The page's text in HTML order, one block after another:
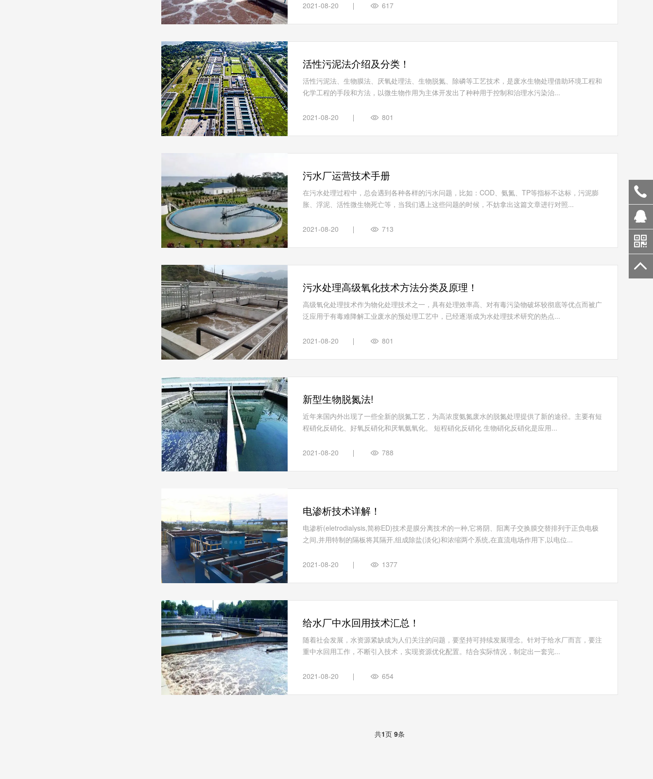
2021-08-20 617
活性污泥法介绍及分类！
活性污泥法、生物膜法、厌氧处理法、生物脱氮、除磷等工艺技术，是废水生物处理借助环境工程和
化学工程的手段和方法，以微生物作用为主体开发出了种种用于控制和治理水污染治...
2021-08-20 801
污水厂运营技术手册
在污水处理过程中，总会遇到各种各样的污水问题，比如：COD、氨氮、TP等指标不达标，污泥膨
胀、浮泥、活性微生物死亡等，当我们遇上这些问题的时候，不妨拿出这篇文章进行对照...
2021-08-20 713
污水处理高级氧化技术方法分类及原理！
高级氧化处理技术作为物化处理技术之一，具有处理效率高、对有毒污染物破坏较彻底等优点而被广
泛应用于有毒难降解工业废水的预处理工艺中，已经逐渐成为水处理技术研究的热点...
2021-08-20 801
新型生物脱氮法!
近年来国内外出现了一些全新的脱氮工艺，为高浓度氨氮废水的脱氮处理提供了新的途径。主要有短
程硝化反硝化、好氧反硝化和厌氧氨氧化。 短程硝化反硝化 生物硝化反硝化是应用...
2021-08-20 788
电渗析技术详解！
电渗析(eletrodialysis,简称ED)技术是膜分离技术的一种,它将阴、阳离子交换膜交替排列于正负电极
之间,并用特制的隔板将其隔开,组成除盐(淡化)和浓缩两个系统,在直流电场作用下,以电位...
2021-08-20 1377
给水厂中水回用技术汇总！
随着社会发展，水资源紧缺成为人们关注的问题，要坚持可持续发展理念。针对于给水厂而言，要注
重中水回用工作，不断引入技术，实现资源优化配置。结合实际情况，制定出一套完...
2021-08-20 654
共1页 9条